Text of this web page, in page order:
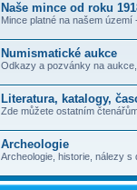
Naše mince od roku
Mince platné na našem
Numismatické aukce
Odkazy a pozvánky na
Literatura, katalogy,
Zde můžete ostatním
Archeologie
Archeologie, historie, nálezy s